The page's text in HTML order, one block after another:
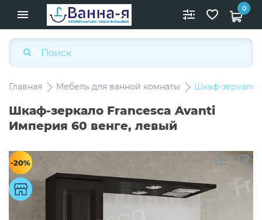
0
Главная Мебель для ванной комнаты Шкаф-зеркало
Шкаф-зеркало Francesca Avanti
Империя 60 венге, левый
-20%